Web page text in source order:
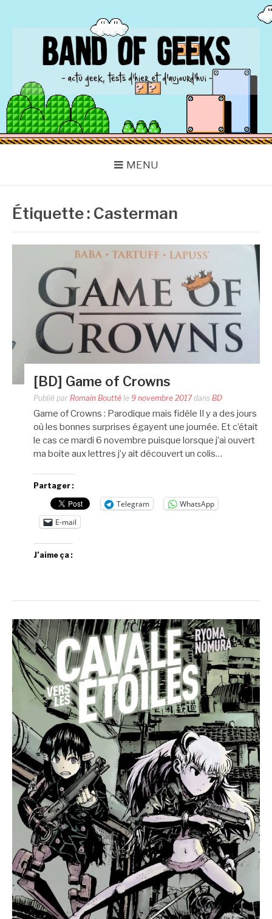
BAND OF GEEKS
Actu Geek d'hier et d'aujourd'hui
MENU
Étiquette : Casterman
[BD] Game of Crowns
Publié par Romain Boutté le 9 novembre 2017dans BD
Game of Crowns : Parodique mais fidèle Il y a des jours
où les bonnes surprises égayent une journée. Et c’était
le cas ce mardi 6 novembre puisque lorsque j’ai ouvert
ma boite aux lettres j’y ait découvert un colis…
Partager :
Telegram
WhatsApp
E-mail
J’aime ça :